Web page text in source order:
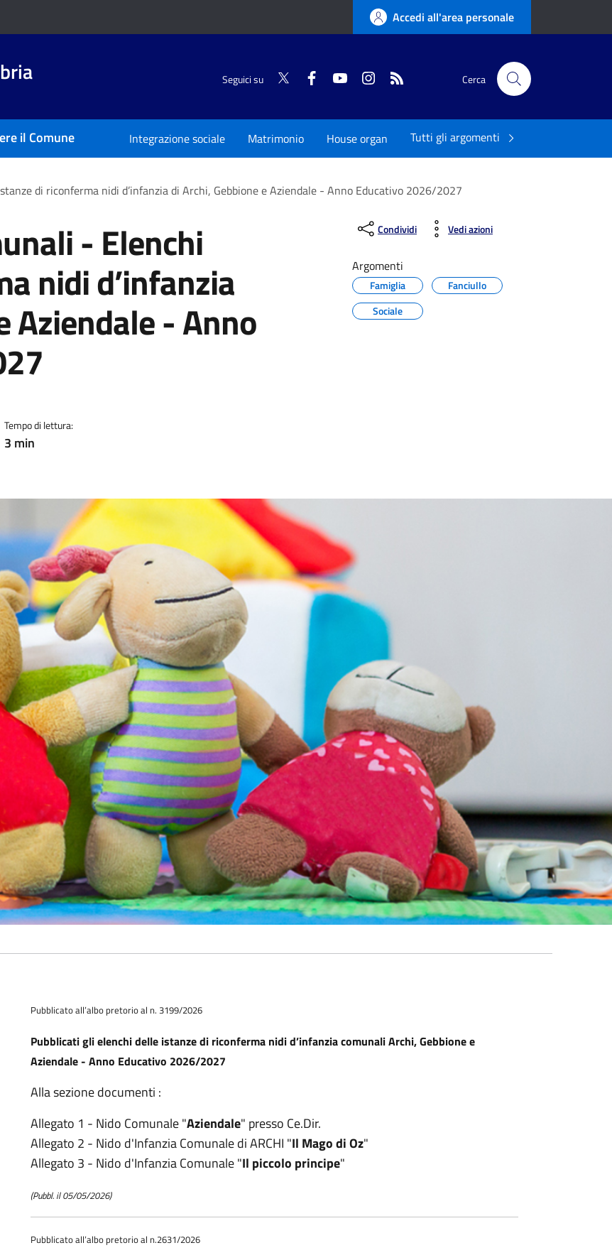
Accedi all'area personale
Seguici su Twitter FacebookYouTubeInstagram Cerca
il Comune Integrazione sociale Matrimonio House organ Tutti gli argomenti
di riconferma nidi d’infanzia di Archi, Gebbione e Aziendale - Anno Educativo 2026/2027
- Elenchi
nidi d’infanzia
Aziendale - Anno
Tempo di lettura:
3 min
Condividi Vedi azioni
Argomenti
Famiglia
Fanciullo
Sociale
Pubblicato all’albo pretorio al n. 3199/2026
Pubblicati gli elenchi delle istanze di riconferma nidi d’infanzia comunali Archi, Gebbione e
Aziendale - Anno Educativo 2026/2027
Alla sezione documenti :
Allegato 1 - Nido Comunale "Aziendale" presso Ce.Dir.
Allegato 2 - Nido d'Infanzia Comunale di ARCHI "Il Mago di Oz"
Allegato 3 - Nido d'Infanzia Comunale "Il piccolo principe"
(Pubbl. il 05/05/2026)
Pubblicato all’albo pretorio al n.2631/2026